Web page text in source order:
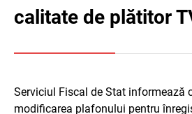
calitate de plătitor
Serviciul Fiscal de Stat informează
modificarea plafonului pentru